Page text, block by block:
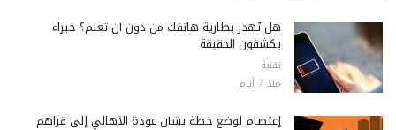
هل تُهدر بطارية هاتفك من دون أن تعلم؟ خبراء
يكشفون الحقيقة
تقنية
منذ 7 أيام
إعتصام لوضع خطة بشأن عودة الأهالي إلى قراهم